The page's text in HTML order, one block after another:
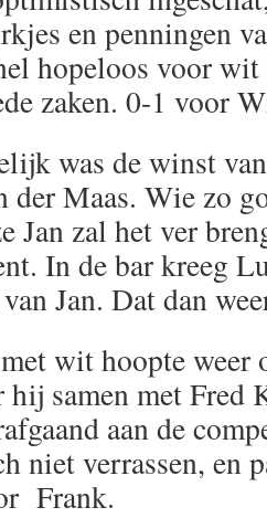
en penningen
hopeloos voor
zaken. 0-1 voor
was de winst
der Maas. Wie zo
Jan zal het ver
In de bar kreeg
Jan. Dat dan
wit hoopte weer
hij samen met Fred
aan de
niet verrassen, en
Frank.